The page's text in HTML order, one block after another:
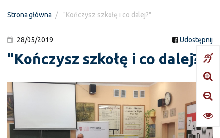
Strona główna "Kończysz szkołę i co dalej?"
28/05/2019 Udostępnij
"Kończysz szkołę i co dalej?"